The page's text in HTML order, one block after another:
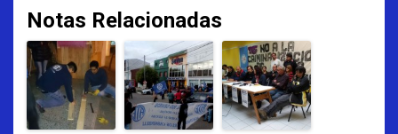
Notas Relacionadas